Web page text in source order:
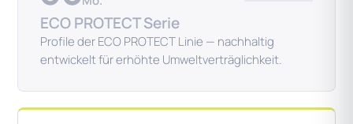
ECO PROTECT Serie
Profile der ECO PROTECT Linie — nachhaltig
entwickelt für erhöhte Umweltverträglichkeit.